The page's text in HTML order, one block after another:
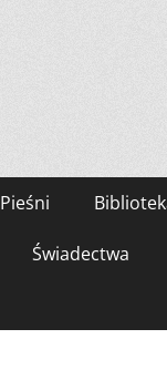
Pieśni
Świadectwa